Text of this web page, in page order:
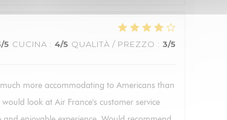
/5 CUCINA : 4/5 QUALITÀ / PREZZO : 3/5
more accommodating to Americans than
look at Air France's customer service